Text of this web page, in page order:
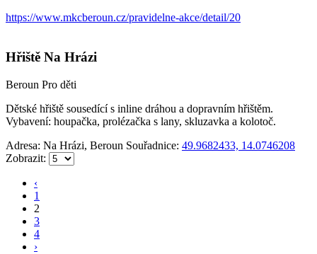
https://www.mkcberoun.cz/pravidelne-akce/detail/20
Hřiště Na Hrázi
Beroun Pro děti
Dětské hřiště sousedící s inline dráhou a dopravním hřištěm.
Vybavení: houpačka, prolézačka s lany, skluzavka a kolotoč.
Adresa: Na Hrázi, Beroun Souřadnice: 49.9682433, 14.0746208
Zobrazit:
‹
1
2
3
4
›